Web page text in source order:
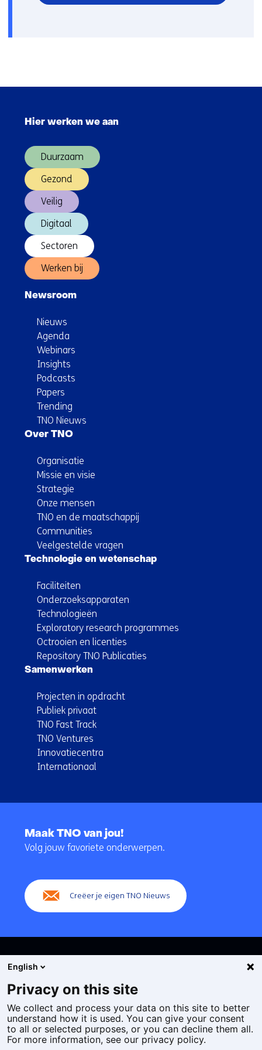
in
Hier werken we aan
Duurzaam
Gezond
Veilig
Digitaal
Sectoren
Werken bij
Newsroom
Nieuws
Agenda
Webinars
Insights
Podcasts
Papers
Trending
TNO Nieuws
Over TNO
Organisatie
Missie en visie
Strategie
Onze mensen
TNO en de maatschappij
Communities
Veelgestelde vragen
Technologie en wetenschap
Faciliteiten
Onderzoeksapparaten
Technologieën
Exploratory research programmes
Octrooien en licenties
Repository TNO Publicaties
Samenwerken
Projecten in opdracht
Publiek privaat
TNO Fast Track
TNO Ventures
Innovatiecentra
Internationaal
navigatie
Maak TNO van jou!
Volg jouw favoriete onderwerpen.
Creëer je eigen TNO Nieuws
Cookies
Privacy statement
Toegankelijkheid
English
Privacy on this site
We collect and process your data on this site to better
understand how it is used. You can give your consent
to all or selected purposes, or you can decline them all.
For more information, see our privacy policy.